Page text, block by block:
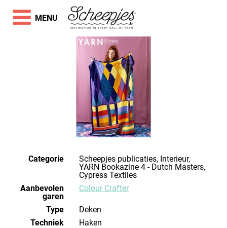
Categorie
Scheepjes publicaties, Interieur,
YARN Bookazine 4 - Dutch Masters,
Cypress Textiles
Aanbevolen
garen
Colour Crafter
Type
Deken
Techniek
haken
MENU